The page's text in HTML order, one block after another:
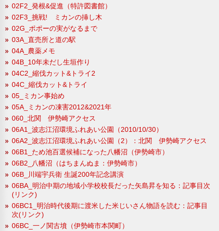
02F2_発根&促進（特許図書館）
02F3_挑戦! ミカンの挿し木
02G_ポポーの実がなるまで
03A_直売所と道の駅
04A_農薬メモ
04B_10年未だし生垣作り
04C2_縮伐カット&トライ2
04C_縮伐カット&トライ
05_ミカン事始め
05A_ミカンの凍害2012&2021年
060_北関 伊勢崎アクセス
06A1_波志江沼環境ふれあい公園（2010/10/30）
06A2_波志江沼環境ふれあい公園（2）：北関 伊勢崎アクセス
06B1_ため池百選候補になった八幡沼（伊勢崎市）
06B2_八幡沼（はちまんぬま：伊勢崎市）
06B_川端宇兵衛 生誕200年記念講演
06BA_明治中期の地域小学校校長だった矢島昇を知る：記事目次
(リンク)
06BC1_明治時代後期に渡米した米じいさん物語を読む：記事目
次(リンク)
06BC_一ノ関古墳（伊勢崎市本関町）